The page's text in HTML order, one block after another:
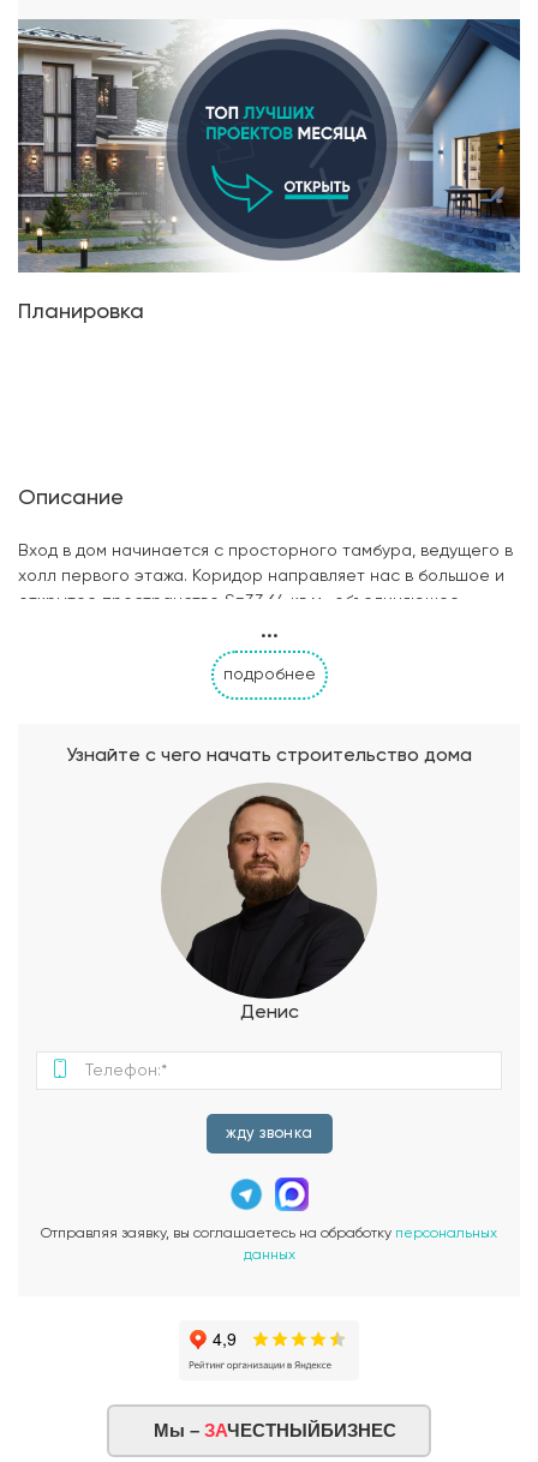
Планировка
Описание
Вход в дом начинается с просторного тамбура, ведущего в
холл первого этажа. Коридор направляет нас в большое и
открытое пространство S=33,64 кв.м., объединяющее
необычную геометрическую форму за счет конструкции
эркера на главном фасаде дома. Благодаря широким и
высоким окнам гостиная освещается достаточным
помещению теплую и уютную атмосферу. Со стороны
террасу S=21,1 кв.м., в которой можно разместить комнату
отдыха для хозяев и гостей или зимний сад. На этаже
располагается гостевая комната S=11,08 кв.м. и
совмещенный санузел под пространством лестницы. Для
обеспечения двух этажей коттеджа теплом, светом и
другими благами цивилизации, проектом предусмотрена
профессионально оборудованная котельная S=7,92 кв.м. Из
помещения имеется отдельный выход на улицу через
террасу. Через стену с котельной размещается гараж
коттеджа предназначен для жилых помещений хозяев. Здесь
располагаются две просторных спальни S=14,68 кв.м. и 14,2
вместительный гардероб. Все комнаты освещены широкими
окнами с прекрасным видом на окрестности коттеджного
...
подробнее
Узнайте с чего начать строительство дома
Денис
жду звонка
Отправляя заявку, вы соглашаетесь на обработку персональных
данных
Мы – ЗАЧЕСТНЫЙБИЗНЕС